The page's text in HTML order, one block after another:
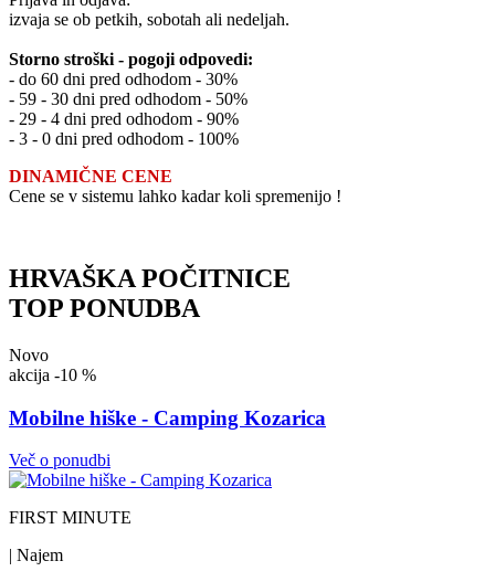
izvaja se ob petkih, sobotah ali nedeljah.
Storno stroški - pogoji odpovedi:
- do 60 dni pred odhodom - 30%
- 59 - 30 dni pred odhodom - 50%
- 29 - 4 dni pred odhodom - 90%
- 3 - 0 dni pred odhodom - 100%
DINAMIČNE CENE
Cene se v sistemu lahko kadar koli spremenijo !
HRVAŠKA POČITNICE
TOP PONUDBA
Novo
akcija -10 %
Mobilne hiške - Camping Kozarica
Več o ponudbi
FIRST MINUTE
| Najem